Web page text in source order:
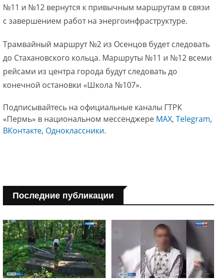
№11 и №12 вернутся к привычным маршрутам в связи
с завершением работ на энергоинфраструктуре.
Трамвайный маршрут №2 из Осенцов будет следовать
до Стахановского кольца. Маршруты №11 и №12 всеми
рейсами из центра города будут следовать до
конечной остановки «Школа №107».
Подписывайтесь на официальные каналы ГТРК
«Пермь» в национальном мессенджере МАХ, Telegram,
ВКонтакте, Одноклассники.
Последние публикации